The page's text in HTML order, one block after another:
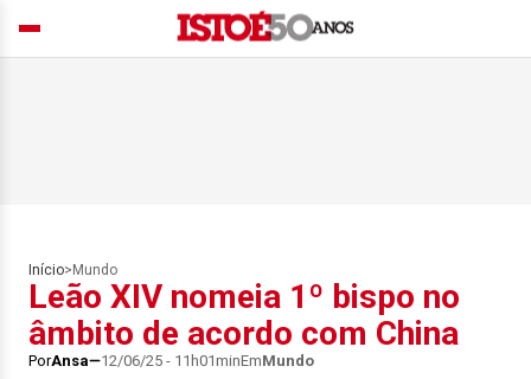
Início> Mundo
Leão XIV nomeia 1º bispo no
âmbito de acordo com China
PorAnsa 12/06/25 - 11h01minEmMundo